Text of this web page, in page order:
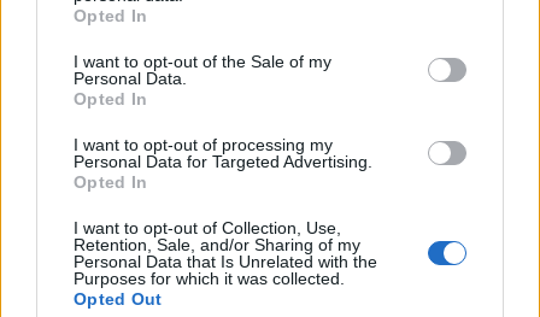
Opted In
I want to opt-out of the Sale of my
Personal Data.
Opted In
I want to opt-out of processing my
Personal Data for Targeted Advertising.
Opted In
I want to opt-out of Collection, Use,
Retention, Sale, and/or Sharing of my
Personal Data that Is Unrelated with the
Purposes for which it was collected.
Opted Out